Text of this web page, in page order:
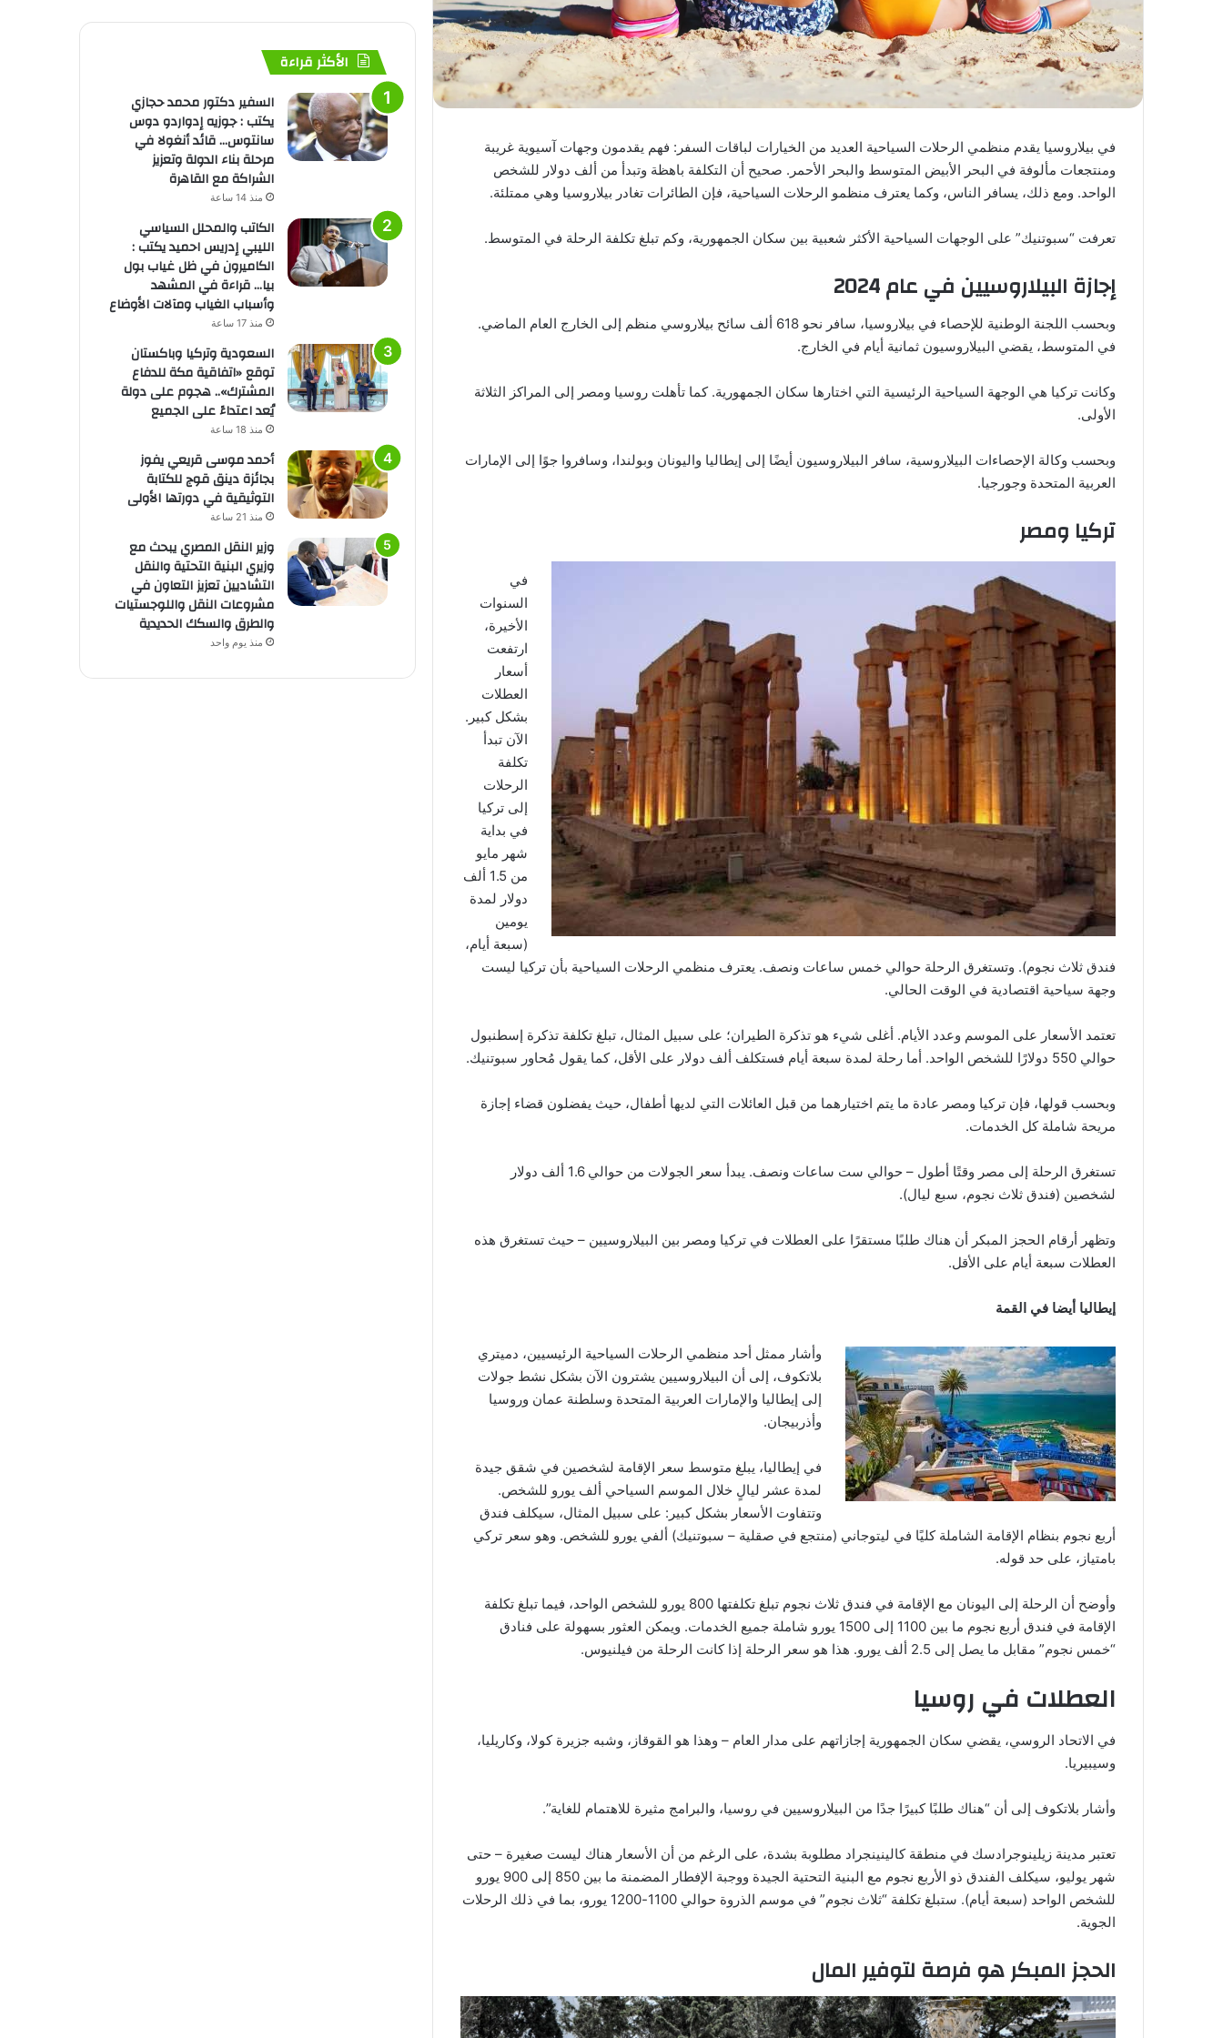
في بيلاروسيا يقدم منظمي الرحلات السياحية العديد من الخيارات لباقات السفر: فهم يقدمون وجهات آسيوية غريبة
ومنتجعات مألوفة في البحر الأبيض المتوسط ​​والبحر الأحمر. صحيح أن التكلفة باهظة وتبدأ من ألف دولار للشخص
الواحد. ومع ذلك، يسافر الناس، وكما يعترف منظمو الرحلات السياحية، فإن الطائرات تغادر بيلاروسيا وهي ممتلئة.
تعرفت “سبوتنيك” على الوجهات السياحية الأكثر شعبية بين سكان الجمهورية، وكم تبلغ تكلفة الرحلة في المتوسط.
إجازة البيلاروسيين في عام 2024
وبحسب اللجنة الوطنية للإحصاء في بيلاروسيا، سافر نحو 618 ألف سائح بيلاروسي منظم إلى الخارج العام الماضي.
في المتوسط، يقضي البيلاروسيون ثمانية أيام في الخارج.
وكانت تركيا هي الوجهة السياحية الرئيسية التي اختارها سكان الجمهورية. كما تأهلت روسيا ومصر إلى المراكز الثلاثة
الأولى.
وبحسب وكالة الإحصاءات البيلاروسية، سافر البيلاروسيون أيضًا إلى إيطاليا واليونان وبولندا، وسافروا جوًا إلى الإمارات
العربية المتحدة وجورجيا.
تركيا ومصر
في
السنوات
الأخيرة،
ارتفعت
أسعار
العطلات
بشكل كبير.
الآن تبدأ
تكلفة
الرحلات
إلى تركيا
في بداية
شهر مايو
من 1.5 ألف
دولار لمدة
يومين
(سبعة أيام،
فندق ثلاث نجوم). وتستغرق الرحلة حوالي خمس ساعات ونصف. يعترف منظمي الرحلات السياحية بأن تركيا ليست
وجهة سياحية اقتصادية في الوقت الحالي.
تعتمد الأسعار على الموسم وعدد الأيام. أغلى شيء هو تذكرة الطيران؛ على سبيل المثال، تبلغ تكلفة تذكرة إسطنبول
حوالي 550 دولارًا للشخص الواحد. أما رحلة لمدة سبعة أيام فستكلف ألف دولار على الأقل، كما يقول مُحاور سبوتنيك.
وبحسب قولها، فإن تركيا ومصر عادة ما يتم اختيارهما من قبل العائلات التي لديها أطفال، حيث يفضلون قضاء إجازة
مريحة شاملة كل الخدمات.
تستغرق الرحلة إلى مصر وقتًا أطول – حوالي ست ساعات ونصف. يبدأ سعر الجولات من حوالي 1.6 ألف دولار
لشخصين (فندق ثلاث نجوم، سبع ليال).
وتظهر أرقام الحجز المبكر أن هناك طلبًا مستقرًا على العطلات في تركيا ومصر بين البيلاروسيين – حيث تستغرق هذه
العطلات سبعة أيام على الأقل.
إيطاليا أيضا في القمة
وأشار ممثل أحد منظمي الرحلات السياحية الرئيسيين، دميتري
بلاتكوف، إلى أن البيلاروسيين يشترون الآن بشكل نشط جولات
إلى إيطاليا والإمارات العربية المتحدة وسلطنة عمان وروسيا
وأذربيجان.
في إيطاليا، يبلغ متوسط ​​سعر الإقامة لشخصين في شقق جيدة
لمدة عشر ليالٍ خلال الموسم السياحي ألف يورو للشخص.
وتتفاوت الأسعار بشكل كبير: على سبيل المثال، سيكلف فندق
أربع نجوم بنظام الإقامة الشاملة كليًا في ليتوجاني (منتجع في صقلية – سبوتنيك) ألفي يورو للشخص. وهو سعر تركي
بامتياز، على حد قوله.
وأوضح أن الرحلة إلى اليونان مع الإقامة في فندق ثلاث نجوم تبلغ تكلفتها 800 يورو للشخص الواحد، فيما تبلغ تكلفة
الإقامة في فندق أربع نجوم ما بين 1100 إلى 1500 يورو شاملة جميع الخدمات. ويمكن العثور بسهولة على فنادق
“خمس نجوم” مقابل ما يصل إلى 2.5 ألف يورو. هذا هو سعر الرحلة إذا كانت الرحلة من فيلنيوس.
العطلات في روسيا
في الاتحاد الروسي، يقضي سكان الجمهورية إجازاتهم على مدار العام – وهذا هو القوقاز، وشبه جزيرة كولا، وكاريليا،
وسيبيريا.
وأشار بلاتكوف إلى أن “هناك طلبًا كبيرًا جدًا من البيلاروسيين في روسيا، والبرامج مثيرة للاهتمام للغاية”.
تعتبر مدينة زيلينوجرادسك في منطقة كالينينجراد مطلوبة بشدة، على الرغم من أن الأسعار هناك ليست صغيرة – حتى
شهر يوليو، سيكلف الفندق ذو الأربع نجوم مع البنية التحتية الجيدة ووجبة الإفطار المضمنة ما بين 850 إلى 900 يورو
للشخص الواحد (سبعة أيام). ستبلغ تكلفة “ثلاث نجوم” في موسم الذروة حوالي 1100-1200 يورو، بما في ذلك الرحلات
الجوية.
الحجز المبكر هو فرصة لتوفير المال
الأكثر قراءة
السفير دكتور محمد حجازي
يكتب : جوزيه إدواردو دوس
سانتوس… قائد أنغولا في
مرحلة بناء الدولة وتعزيز
الشراكة مع القاهرة
منذ 14 ساعة
الكاتب والمحلل السياسي
الليبي إدريس احميد يكتب :
الكاميرون في ظل غياب بول
بيا… قراءة في المشهد
وأسباب الغياب ومآلات الأوضاع
منذ 17 ساعة
السعودية وتركيا وباكستان
توقع «اتفاقية مكة للدفاع
المشترك».. هجوم على دولة
يُعد اعتداءً على الجميع
منذ 18 ساعة
أحمد موسى قريعي يفوز
بجائزة دينق قوج للكتابة
التوثيقية في دورتها الأولى
منذ 21 ساعة
وزير النقل المصري يبحث مع
وزيري البنية التحتية والنقل
التشاديين تعزيز التعاون في
مشروعات النقل واللوجستيات
والطرق والسكك الحديدية
منذ يوم واحد